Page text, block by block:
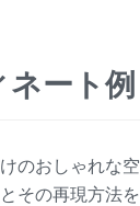
ート
のおしゃれな
その再現方法を